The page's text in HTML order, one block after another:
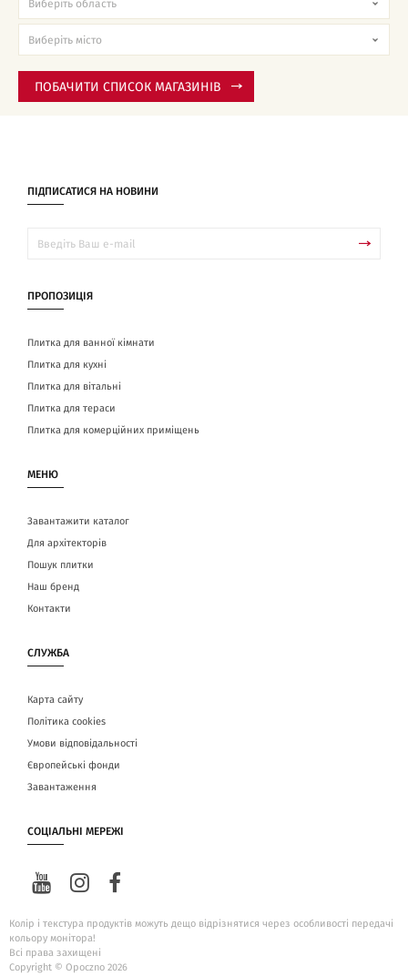
ПОБАЧИТИ СПИСОК МАГАЗИНІВ
ПІДПИСАТИСЯ НА НОВИНИ
ПРОПОЗИЦІЯ
Плитка для ванної кімнати
Плитка для кухні
Плитка для вітальні
Плитка для тераси
Плитка для комерційних приміщень
МЕНЮ
Завантажити каталог
Для архітекторів
Пошук плитки
Наш бренд
Контакти
СЛУЖБА
Карта сайту
Політика cookies
Умови відповідальності
Європейські фонди
Завантаження
СОЦІАЛЬНІ МЕРЕЖІ
Колір і текстура продуктів можуть дещо відрізнятися через особливості передачі
кольору монітора!
Всі права захищені
Copyright © Opoczno 2026